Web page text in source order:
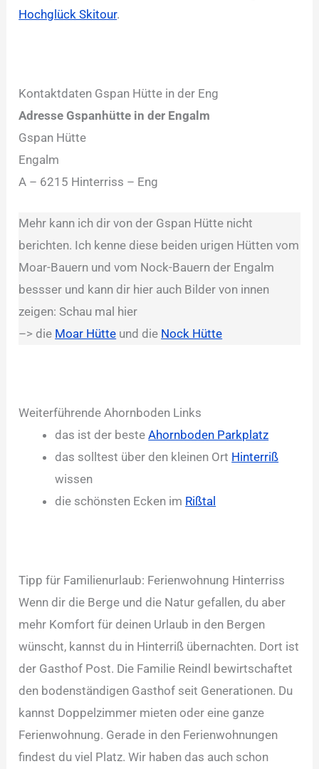
Hochglück Skitour.
Kontaktdaten Gspan Hütte in der Eng
Adresse Gspanhütte in der Engalm
Gspan Hütte
Engalm
A – 6215 Hinterriss – Eng
Mehr kann ich dir von der Gspan Hütte nicht
berichten. Ich kenne diese beiden urigen Hütten vom
Moar-Bauern und vom Nock-Bauern der Engalm
bessser und kann dir hier auch Bilder von innen
zeigen: Schau mal hier
–> die Moar Hütte und die Nock Hütte
Weiterführende Ahornboden Links
das ist der besteAhornboden Parkplatz
das solltest über den kleinen Ort Hinterriß
wissen
die schönsten Ecken im Rißtal
Tipp für Familienurlaub: Ferienwohnung Hinterriss
Wenn dir die Berge und die Natur gefallen, du aber
mehr Komfort für deinen Urlaub in den Bergen
wünscht, kannst du in Hinterriß übernachten. Dort ist
der Gasthof Post. Die Familie Reindl bewirtschaftet
den bodenständigen Gasthof seit Generationen. Du
kannst Doppelzimmer mieten oder eine ganze
Ferienwohnung. Gerade in den Ferienwohnungen
findest du viel Platz. Wir haben das auch schon